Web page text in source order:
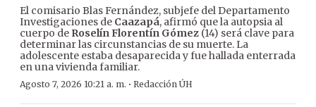
El comisario Blas Fernández, subjefe del Departamento
Investigaciones de Caazapá, afirmó que la autopsia al
cuerpo de Roselín Florentín Gómez (14) será clave para
determinar las circunstancias de su muerte. La
adolescente estaba desaparecida y fue hallada enterrada
en una vivienda familiar.
Agosto 7, 2026 10:21 a. m. · Redacción ÚH